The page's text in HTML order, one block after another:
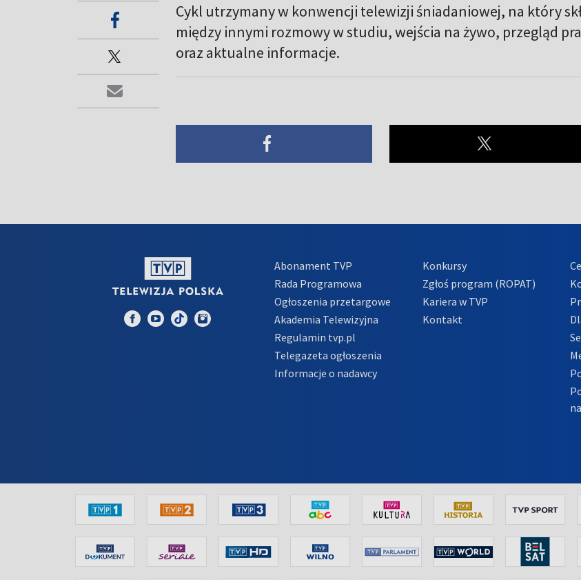
Cykl utrzymany w konwencji telewizji śniadaniowej, na który
między innymi rozmowy w studiu, wejścia na żywo, przegląd
oraz aktualne informacje.
Abonament TVP
Rada Programowa
Ogłoszenia przetargowe
Akademia Telewizyjna
Regulamin tvp.pl
Telegazeta ogłoszenia
Informacje o nadawcy
Konkursy
Zgłoś program (ROPAT)
Kariera w TVP
Kontakt